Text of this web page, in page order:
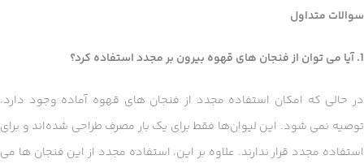
سوالات متداول
1. آیا می توان از فنجان های قهوه بیرون بر مجدد استفاده کرد؟
در حالی که امکان استفاده مجدد از فنجان های قهوه آماده وجود دارد،
توصیه نمی شود. این لیوان‌ها فقط برای یک بار مصرف طراحی شده‌اند و برای
استفاده مجدد قرار ندارند. علاوه بر این، استفاده مجدد از این فنجان ها می